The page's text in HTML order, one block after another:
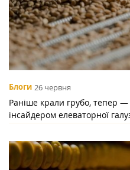
Блоги 26 червня
Раніше крали грубо, тепер
інсайдером елеваторної